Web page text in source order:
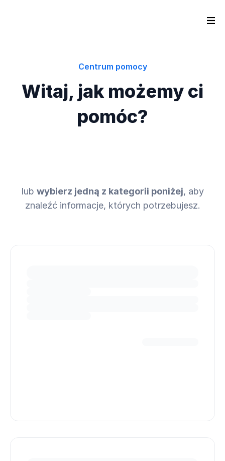
Centrum pomocy
Witaj, jak możemy ci
pomóc?
lub wybierz jedną z kategorii poniżej, aby
znaleźć informacje, których potrzebujesz.